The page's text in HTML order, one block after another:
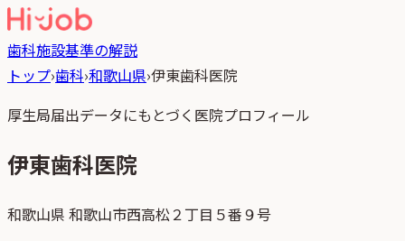
歯科施設基準の解説
トップ›歯科›和歌山県›伊東歯科医院
厚生局届出データにもとづく医院プロフィール
伊東歯科医院
和歌山県 和歌山市西高松２丁目５番９号